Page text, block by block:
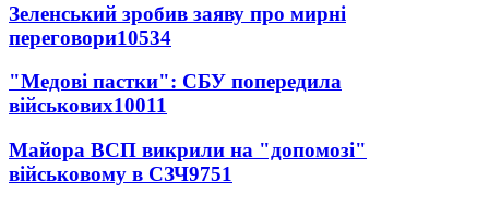
Зеленський зробив заяву про мирні
переговори10534
"Медові пастки": СБУ попередила
військових10011
Майора ВСП викрили на "допомозі"
військовому в СЗЧ9751